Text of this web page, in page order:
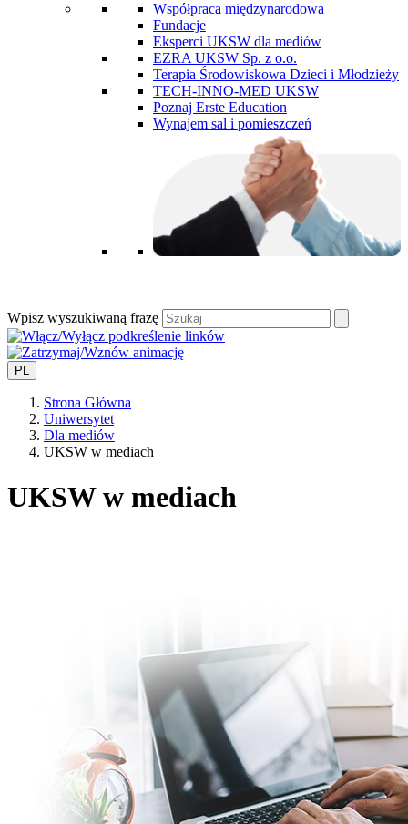
Współpraca międzynarodowa
Fundacje
Eksperci UKSW dla mediów
EZRA UKSW Sp. z o.o.
Terapia Środowiskowa Dzieci i Młodzieży
TECH-INNO-MED UKSW
Poznaj Erste Education
Wynajem sal i pomieszczeń
Wpisz wyszukiwaną frazę
PL
Strona Główna
Uniwersytet
Dla mediów
UKSW w mediach
UKSW w mediach